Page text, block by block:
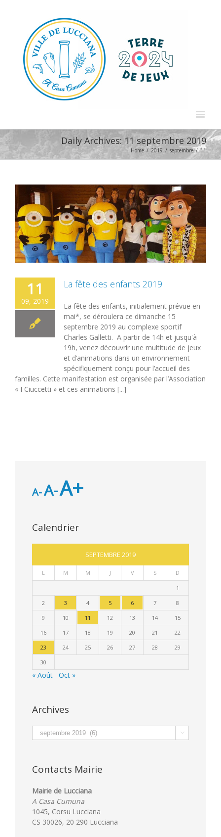
Daily Archives: 11 septembre 2019
Home / 2019 / septembre / 11
11
09, 2019
La fête des enfants 2019
La fête des enfants, initialement prévue en
mai*, se déroulera ce dimanche 15
septembre 2019 au complexe sportif
Charles Galletti. A partir de 14h et jusqu'à
19h, venez découvrir une multitude de jeux
et d’animations dans un environnement
spécifiquement conçu pour l’accueil des
familles. Cette manifestation est organisée par l’Association
« I Ciuccetti » et ces animations [...]
A-A-A+
Calendrier
SEPTEMBRE 2019
L M M J V S D
1
2
3 4 5 6 7
8
9
10 11 12 13 14
15
16
17 18 19 20 21
22
23
24 25 26 27 28
29
30
« Août Oct »
Archives
Archives 
Contacts Mairie
Mairie de Lucciana
A Casa Cumuna
1045, Corsu Lucciana
CS 30026, 20 290 Lucciana